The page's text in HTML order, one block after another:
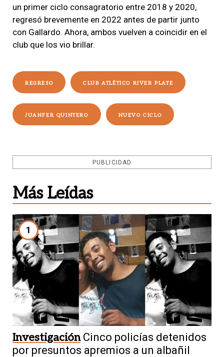
un primer ciclo consagratorio entre 2018 y 2020,
regresó brevemente en 2022 antes de partir junto
con Gallardo. Ahora, ambos vuelven a coincidir en el
club que los vio brillar.
REGRESO CLUB ATLÉTICO RIVER PLATE
JUANFER QUINTERO NUEVO CICLO
PUBLICIDAD
Más Leídas
1
Investigación Cinco policías detenidos
por presuntos apremios a un albañil